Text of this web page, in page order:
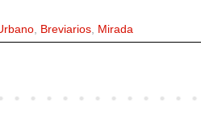
, Breviarios, Mirada